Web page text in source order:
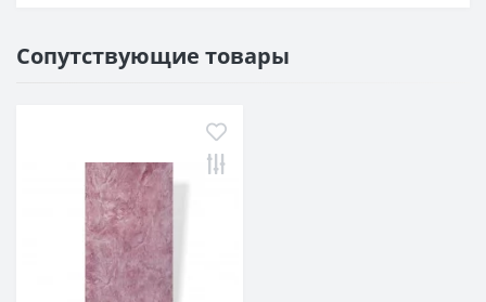
Сопутствующие товары